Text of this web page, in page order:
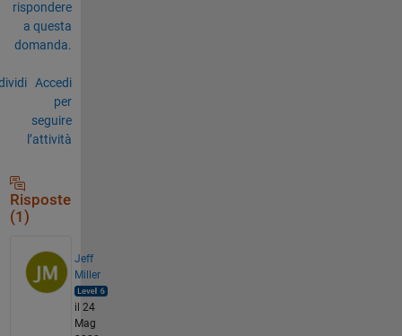
rispondere
a questa
domanda.
Accedi
per
seguire
l’attività
Risposte
(1)
Jeff
Miller
il 24
Mag